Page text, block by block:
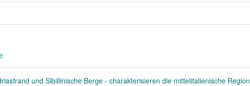
und Sibillinische Berge - charakterisieren die mittelitalienische Region